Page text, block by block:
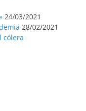
24/03/2021
28/02/2021
cólera